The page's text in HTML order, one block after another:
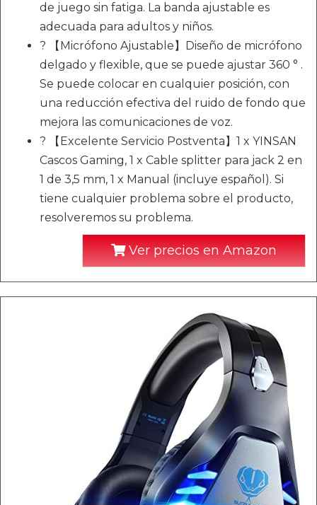
de juego sin fatiga. La banda ajustable es
adecuada para adultos y niños.
? 【Micrófono Ajustable】Diseño de micrófono
delgado y flexible, que se puede ajustar 360 ° .
Se puede colocar en cualquier posición, con
una reducción efectiva del ruido de fondo que
mejora las comunicaciones de voz.
? 【Excelente Servicio Postventa】1 x YINSAN
Cascos Gaming, 1 x Cable splitter para jack 2 en
1 de 3,5 mm, 1 x Manual (incluye español). Si
tiene cualquier problema sobre el producto,
resolveremos su problema.
Ver precios en Amazon